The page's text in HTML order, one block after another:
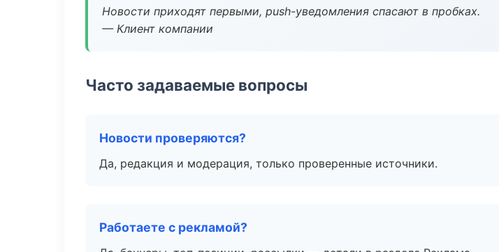
Новости приходят первыми, push-уведомления спасают в пробках.
— Клиент компании
Часто задаваемые вопросы
Новости проверяются?
Да, редакция и модерация, только проверенные источники.
Работаете с рекламой?